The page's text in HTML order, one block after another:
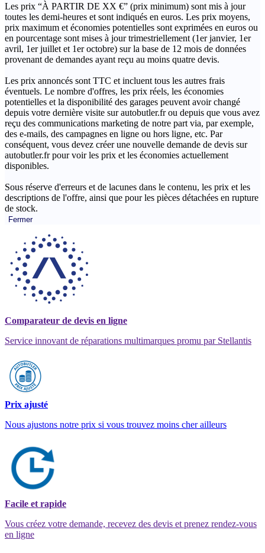
Les prix “À PARTIR DE XX €” (prix minimum) sont mis à jour
toutes les demi-heures et sont indiqués en euros. Les prix moyens,
prix maximum et économies potentielles sont exprimées en euros ou
en pourcentage sont mises à jour trimestriellement (1er janvier, 1er
avril, 1er juillet et 1er octobre) sur la base de 12 mois de données
provenant de demandes ayant reçu au moins quatre devis.
Les prix annoncés sont TTC et incluent tous les autres frais
éventuels. Le nombre d'offres, les prix réels, les économies
potentielles et la disponibilité des garages peuvent avoir changé
depuis votre dernière visite sur autobutler.fr ou depuis que vous avez
reçu des communications marketing de notre part via, par exemple,
des e-mails, des campagnes en ligne ou hors ligne, etc. Par
conséquent, vous devez créer une nouvelle demande de devis sur
autobutler.fr pour voir les prix et les économies actuellement
disponibles.
Sous réserve d'erreurs et de lacunes dans le contenu, les prix et les
descriptions de l'offre, ainsi que pour les pièces détachées en rupture
de stock.
Fermer
Comparateur de devis en ligne
Service innovant de réparations multimarques promu par Stellantis
Prix ajusté
Nous ajustons notre prix si vous trouvez moins cher ailleurs
Facile et rapide
Vous créez votre demande, recevez des devis et prenez rendez-vous
en ligne